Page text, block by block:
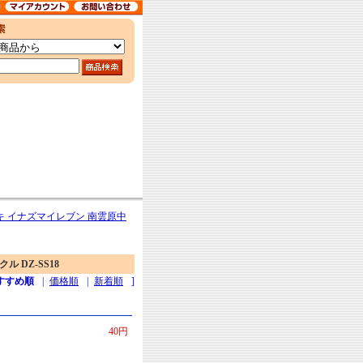
イナズマイレブン 南雲原中
ル DZ-SS18
すめ順 価格順 新着順
]
40円